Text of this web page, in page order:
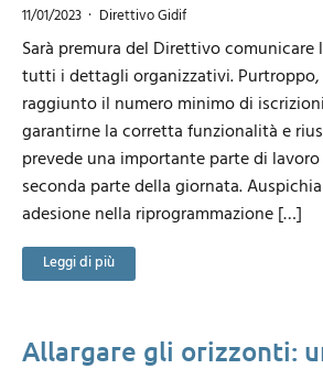
11/01/2023 Direttivo Gidif
Sarà premura del Direttivo comunicare
tutti i dettagli organizzativi.
raggiunto il numero minimo di
garantirne la corretta funzionalità e
prevede una importante parte di
seconda parte della giornata.
adesione nella riprogrammazione […]
Leggi di più
Allargare gli orizzonti: